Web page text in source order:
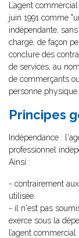
L’agent
juin 1991 comme
indépendante,
chargé, de façon
conclure des
de services, au
de commerçants
personne physique
Principes
Indépendance :
professionnel
Ainsi :
- contrairement
utilisée.
- il n'est pas
exerce sous la
l’agent